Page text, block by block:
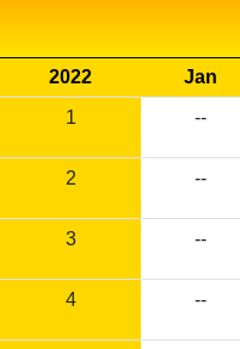
2022 Jan
1
--
2 --
3 --
4 --